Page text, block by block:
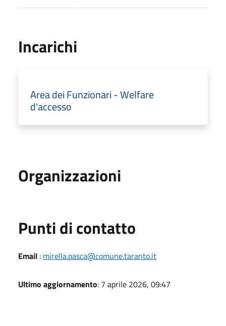
Incarichi
Area dei Funzionari - Welfare
d'accesso
Organizzazioni
Punti di contatto
Email : mirella.pasca@comune.taranto.it
Ultimo aggiornamento: 7 aprile 2026, 09:47